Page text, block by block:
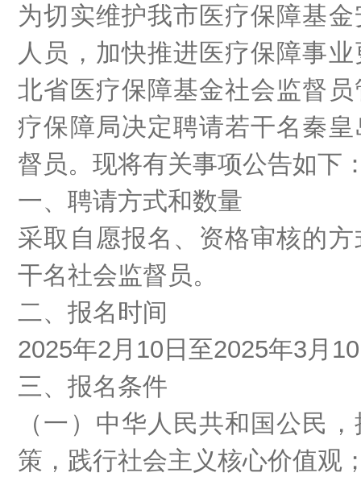
为切实维护我市医疗保障基
人员，加快推进医疗保障事
北省医疗保障基金社会监督
疗保障局决定聘请若干名秦
督员。现将有关事项公告如下
一、聘请方式和数量
采取自愿报名、资格审核的
干名社会监督员。
二、报名时间
2025年2 月 10日至2025年3 月 10
三、报名条件
（一）中华人民共和国公民
策，践行社会主义核心价值观